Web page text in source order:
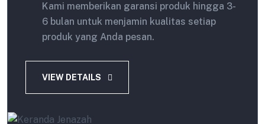
Kami memberikan garansi produk hingga 3-
6 bulan untuk menjamin kualitas setiap
produk yang Anda pesan.
VIEW DETAILS